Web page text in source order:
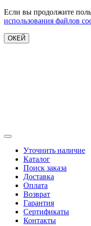
Если вы продолжите
использования файлов
ОКЕЙ
Уточнить наличие
Каталог
Поиск заказа
Доставка
Оплата
Возврат
Гарантия
Сертификаты
Контакты